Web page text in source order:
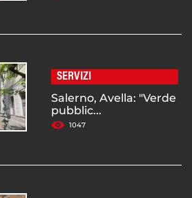
SERVIZI
Salerno, Avella: "Verde
pubblic...
1047